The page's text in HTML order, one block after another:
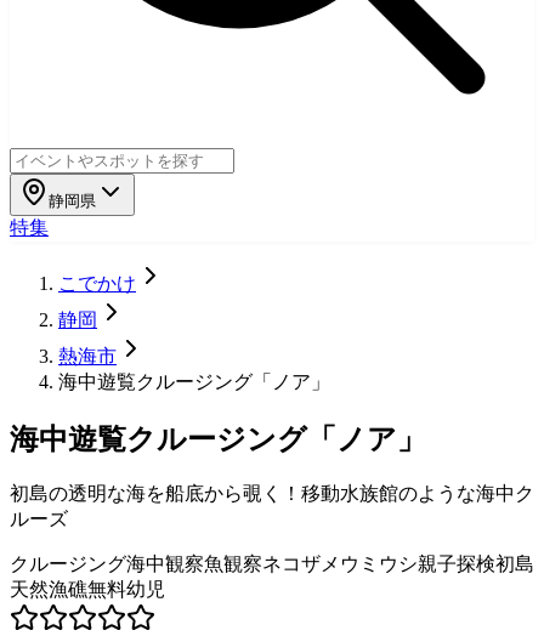
静岡県
特集
こでかけ
静岡
熱海市
海中遊覧クルージング「ノア」
海中遊覧クルージング「ノア」
初島の透明な海を船底から覗く！移動水族館のような海中ク
ルーズ
クルージング海中観察魚観察ネコザメ ウミウシ親子探検初島
天然漁礁無料幼児